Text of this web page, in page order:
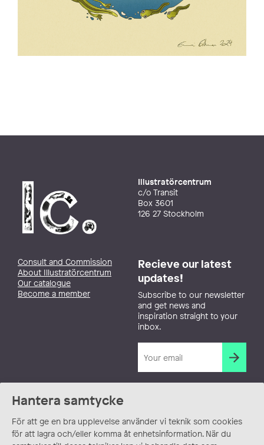
Hantera samtycke
För att ge en bra upplevelse använder vi teknik som cookies
för att lagra och/eller komma åt enhetsinformation. När du
Illustratörcentrum
c/o Transit
Box 3601
126 27 Stockholm
Consult and Commission
About Illustratörcentrum
Our catalogue
Become a member
Recieve our latest
updates!
Subscribe to our newsletter
and get news and
inspiration straight to your
inbox.